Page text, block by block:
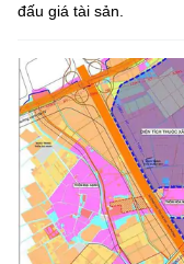
đấu giá tài sản.